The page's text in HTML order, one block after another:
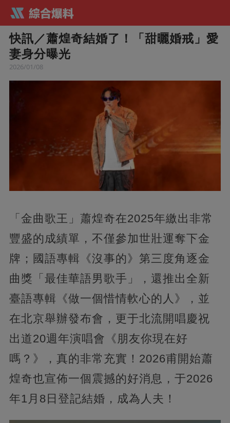
快訊／蕭煌奇結婚了！「甜曬婚戒」愛
妻身分曝光
2026/01/08
「金曲歌王」蕭煌奇在2025年繳出非常
豐盛的成績單，不僅參加世壯運奪下金
牌；國語專輯《沒事的》第三度角逐金
曲獎「最佳華語男歌手」，還推出全新
臺語專輯《做一個惜情軟心的人》，並
在北京舉辦發布會，更于北流開唱慶祝
出道20週年演唱會《朋友你現在好
嗎？》，真的非常充實！2026甫開始蕭
煌奇也宣佈一個震撼的好消息，于2026
年1月8日登記結婚，成為人夫！